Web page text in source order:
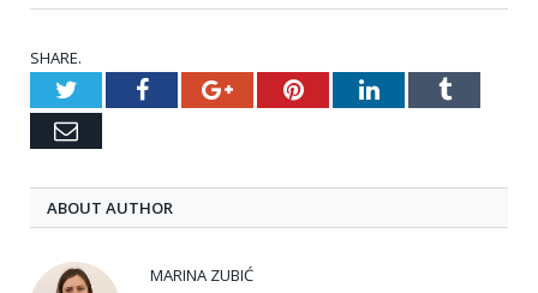
SHARE.
TwitterFacebookGoogle+PinterestLinkedInTumblr
Email
ABOUT AUTHOR
MARINA ZUBIĆ